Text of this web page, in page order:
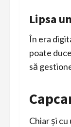
Lipsa
În era
poate
să
Chiar și